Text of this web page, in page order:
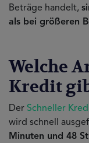
Beträge handelt,
als bei größeren
Welche
Kredit
Der Schneller
wird schnell
Minuten und 48